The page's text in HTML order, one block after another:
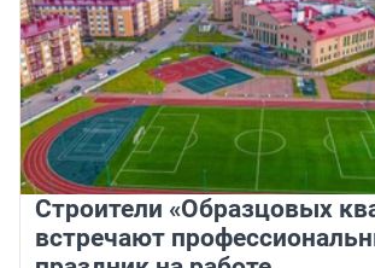
Строители «Образцовых
встречают